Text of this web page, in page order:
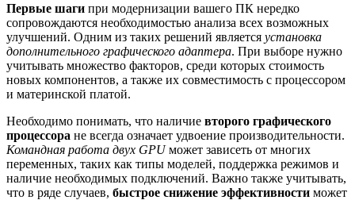
Первые шаги при модернизации вашего ПК нередко
сопровождаются необходимостью анализа всех возможных
улучшений. Одним из таких решений является установка
дополнительного графического адаптера. При выборе нужно
учитывать множество факторов, среди которых стоимость
новых компонентов, а также их совместимость с процессором
и материнской платой.
Необходимо понимать, что наличие второго графического
процессора не всегда означает удвоение производительности.
Командная работа двух GPUможет зависеть от многих
переменных, таких как типы моделей, поддержка режимов и
наличие необходимых подключений. Важно также учитывать,
что в ряде случаев, быстрое снижение эффективности может